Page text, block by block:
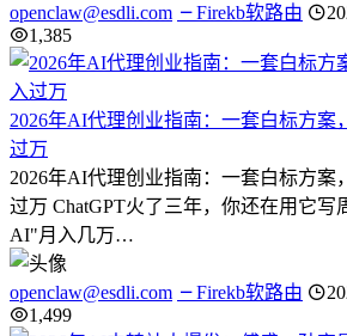
openclaw@esdli.com Firekb软路由
1,385
2026年AI代理创业指南：一套白标方案
过万
2026年AI代理创业指南：一套白标方案
过万 ChatGPT火了三年，你还在用它写
AI"月入几万…
openclaw@esdli.com Firekb软路由
1,499